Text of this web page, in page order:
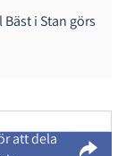
i Stan görs
att dela